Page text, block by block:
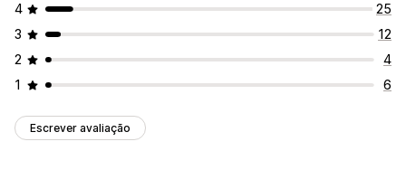
4
25
3
12
2
4
1
6
Escrever avaliação